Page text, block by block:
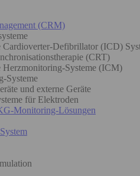
(CRM)
Cardioverter-Defibrillator (ICD)
(CRT)
Herzmonitoring-Systeme (ICM)
Systeme
und externe Geräte
für Elektroden
Monitoring-Lösungen